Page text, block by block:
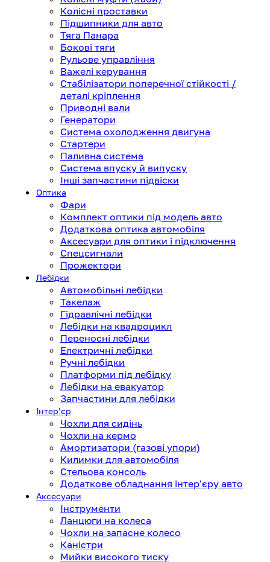
Колісні проставки
Підшипники для авто
Тяга Панара
Бокові тяги
Рульове управління
Важелі керування
Стабілізатори поперечної стійкості /
деталі кріплення
Приводні вали
Генератори
Система охолодження двигуна
Стартери
Паливна система
Система впуску й випуску
Інші запчастини підвіски
Оптика
Фари
Комплект оптики під модель авто
Додаткова оптика автомобіля
Аксесуари для оптики і підключення
Спецсигнали
Прожектори
Лебідки
Автомобільні лебідки
Такелаж
Гідравлічні лебідки
Лебідки на квадроцикл
Переносні лебідки
Електричні лебідки
Ручні лебідки
Платформи під лебідку
Лебідки на евакуатор
Запчастини для лебідки
Інтерʼєр
Чохли для сидінь
Чохли на кермо
Амортизатори (газові упори)
Килимки для автомобіля
Стельова консоль
Додаткове обладнання інтер'єру авто
Аксесуари
Інструменти
Ланцюги на колеса
Чохли на запасне колесо
Каністри
Мийки високого тиску